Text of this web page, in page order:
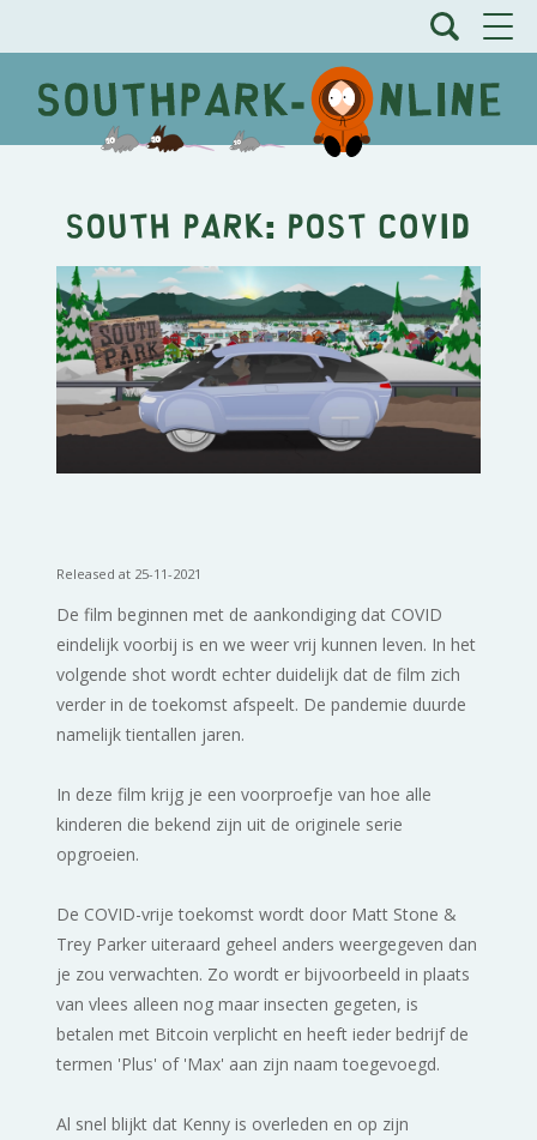
South Park: Post Covid
Released at 25-11-2021
De film beginnen met de aankondiging dat COVID
eindelijk voorbij is en we weer vrij kunnen leven. In het
volgende shot wordt echter duidelijk dat de film zich
verder in de toekomst afspeelt. De pandemie duurde
namelijk tientallen jaren.
In deze film krijg je een voorproefje van hoe alle
kinderen die bekend zijn uit de originele serie
opgroeien.
De COVID-vrije toekomst wordt door Matt Stone &
Trey Parker uiteraard geheel anders weergegeven dan
je zou verwachten. Zo wordt er bijvoorbeeld in plaats
van vlees alleen nog maar insecten gegeten, is
betalen met Bitcoin verplicht en heeft ieder bedrijf de
termen 'Plus' of 'Max' aan zijn naam toegevoegd.
Al snel blijkt dat Kenny is overleden en op zijn